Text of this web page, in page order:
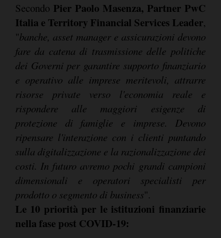
Secondo Pier Paolo Masenza, Partner PwC
Italia e Territory Financial Services Leader,
"banche, asset manager e assicurazioni devono
fare da catena di trasmissione delle politiche
dei Governi per garantire supporto finanziario
e operativo alle imprese meritevoli, attrarre
risorse private verso l'economia reale e
rispondere alle maggiori esigenze di
protezione di famiglie e imprese. Devono
ripensare l'interazione con i clienti puntando
sulla digitalizzazione e la razionalizzazione dei
costi. In futuro avremo pochi grandi campioni
dimensionali e operatori specialisti per
prodotto o segmento di business".
Le 10 priorità per le istituzioni finanziarie
nella fase post COVID-19: